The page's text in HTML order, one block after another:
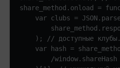
share_method.onload =
var clubs =
    ); // доступные клубы.
var hash =
/window.shareHash